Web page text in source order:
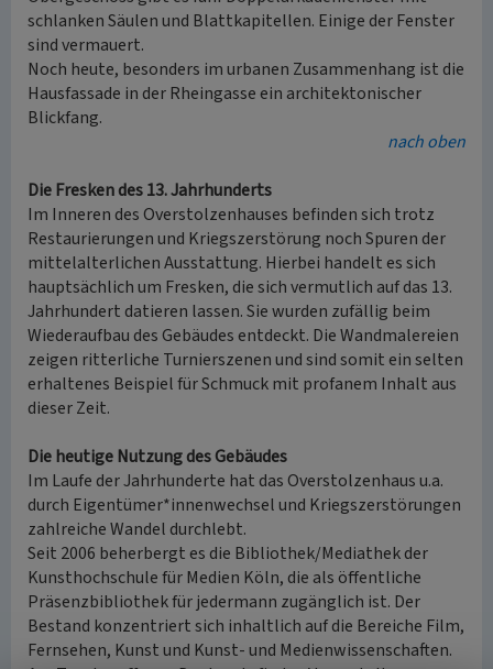
schlanken Säulen und Blattkapitellen. Einige der Fenster
sind vermauert.
Noch heute, besonders im urbanen Zusammenhang ist die
Hausfassade in der Rheingasse ein architektonischer
Blickfang.
nach oben
Die Fresken des 13. Jahrhunderts
Im Inneren des Overstolzenhauses befinden sich trotz
Restaurierungen und Kriegszerstörung noch Spuren der
mittelalterlichen Ausstattung. Hierbei handelt es sich
hauptsächlich um Fresken, die sich vermutlich auf das 13.
Jahrhundert datieren lassen. Sie wurden zufällig beim
Wiederaufbau des Gebäudes entdeckt. Die Wandmalereien
zeigen ritterliche Turnierszenen und sind somit ein selten
erhaltenes Beispiel für Schmuck mit profanem Inhalt aus
dieser Zeit.
Die heutige Nutzung des Gebäudes
Im Laufe der Jahrhunderte hat das Overstolzenhaus u.a.
durch Eigentümer*innenwechsel und Kriegszerstörungen
zahlreiche Wandel durchlebt.
Seit 2006 beherbergt es die Bibliothek/Mediathek der
Kunsthochschule für Medien Köln, die als öffentliche
Präsenzbibliothek für jedermann zugänglich ist. Der
Bestand konzentriert sich inhaltlich auf die Bereiche Film,
Fernsehen, Kunst und Kunst- und Medienwissenschaften.